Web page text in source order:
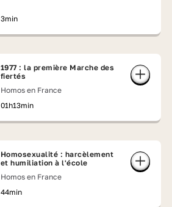
3min
1977 : la première Marche des
fiertés
Homos en France
01h13min
Homosexualité : harcèlement
et humiliation à l'école
Homos en France
44min